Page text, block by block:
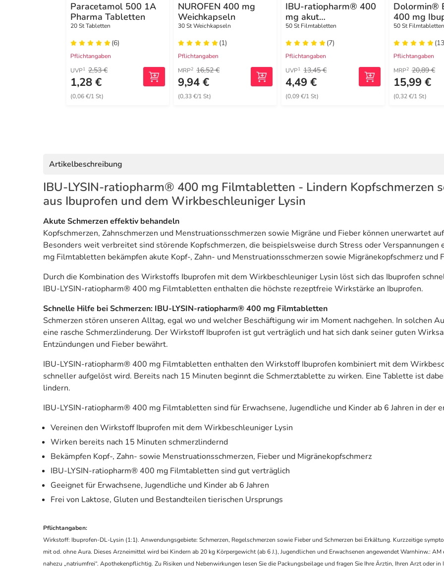
Paracetamol 500 1A
Pharma Tabletten
20 St Tabletten
(6)
Pflichtangaben
UVP1 2,53 €
1,28 €
(0,06 €/1 St)
NUROFEN 400 mg
Weichkapseln
30 St Weichkapseln
(1)
Pflichtangaben
MRP2 16,52 €
9,94 €
(0,33 €/1 St)
IBU-ratiopharm® 400
mg akut
Schmerztabletten
50 St Filmtabletten
(7)
Pflichtangaben
UVP1 13,45 €
4,49 €
(0,09 €/1 St)
Dolormin®
400 mg
Schmerzen
50 St Filmtabletten
Pflichtangaben
MRP2 20,89 €
15,99 €
(0,32 €/1 St)
Artikelbeschreibung
IBU-LYSIN-ratiopharm® 400 mg Filmtabletten - Lindern Kopfschmerzen
aus Ibuprofen und dem Wirkbeschleuniger Lysin
Akute Schmerzen effektiv behandeln
Kopfschmerzen, Zahnschmerzen und Menstruationsschmerzen sowie Migräne und Fieber können unerwartet
Besonders weit verbreitet sind störende Kopfschmerzen, die beispielsweise durch Stress oder
mg Filmtabletten bekämpfen akute Kopf-, Zahn- und Menstruationsschmerzen sowie Migränekopfschmerz und
Durch die Kombination des Wirkstoffs Ibuprofen mit dem Wirkbeschleuniger Lysin löst sich das Ibuprofen
IBU-LYSIN-ratiopharm® 400 mg Filmtabletten enthalten die höchste rezeptfreie Wirkstärke an Ibuprofen.
Schnelle Hilfe bei Schmerzen: IBU-LYSIN-ratiopharm® 400 mg Filmtabletten
Schmerzen stören unseren Alltag, egal wo und welcher Beschäftigung wir im Moment nachgehen. In solchen
eine rasche Schmerzlinderung. Der Wirkstoff Ibuprofen ist gut verträglich und hat sich dank seiner guten
Entzündungen und Fieber bewährt.
IBU-LYSIN-ratiopharm® 400 mg Filmtabletten enthalten den Wirkstoff Ibuprofen kombiniert mit dem
schneller aufgelöst wird. Bereits nach 15 Minuten beginnt die Schmerztablette zu wirken. Eine Tablette ist
lindern.
IBU-LYSIN-ratiopharm® 400 mg Filmtabletten sind für Erwachsene, Jugendliche und Kinder ab 6 Jahren in der
Vereinen den Wirkstoff Ibuprofen mit dem Wirkbeschleuniger Lysin
Wirken bereits nach 15 Minuten schmerzlindernd
Bekämpfen Kopf-, Zahn- sowie Menstruationsschmerzen, Fieber und Migränekopfschmerz
IBU-LYSIN-ratiopharm® 400 mg Filmtabletten sind gut verträglich
Geeignet für Erwachsene, Jugendliche und Kinder ab 6 Jahren
Frei von Laktose, Gluten und Bestandteilen tierischen Ursprungs
Pflichtangaben:
Wirkstoff: Ibuprofen-DL-Lysin (1:1). Anwendungsgebiete: Schmerzen, Regelschmerzen sowie Fieber und Schmerzen bei Erkältung. Kurzzeitige
mit od. ohne Aura. Dieses Arzneimittel wird bei Kindern ab 20 kg Körpergewicht (ab 6 J.), Jugendlichen und Erwachsenen angewendet Warnhinw.:
nahezu „natriumfrei“. Apothekenpflichtig. Zu Risiken und Nebenwirkungen lesen Sie die Packungsbeilage und fragen Sie Ihre Ärztin, Ihren Arzt oder in